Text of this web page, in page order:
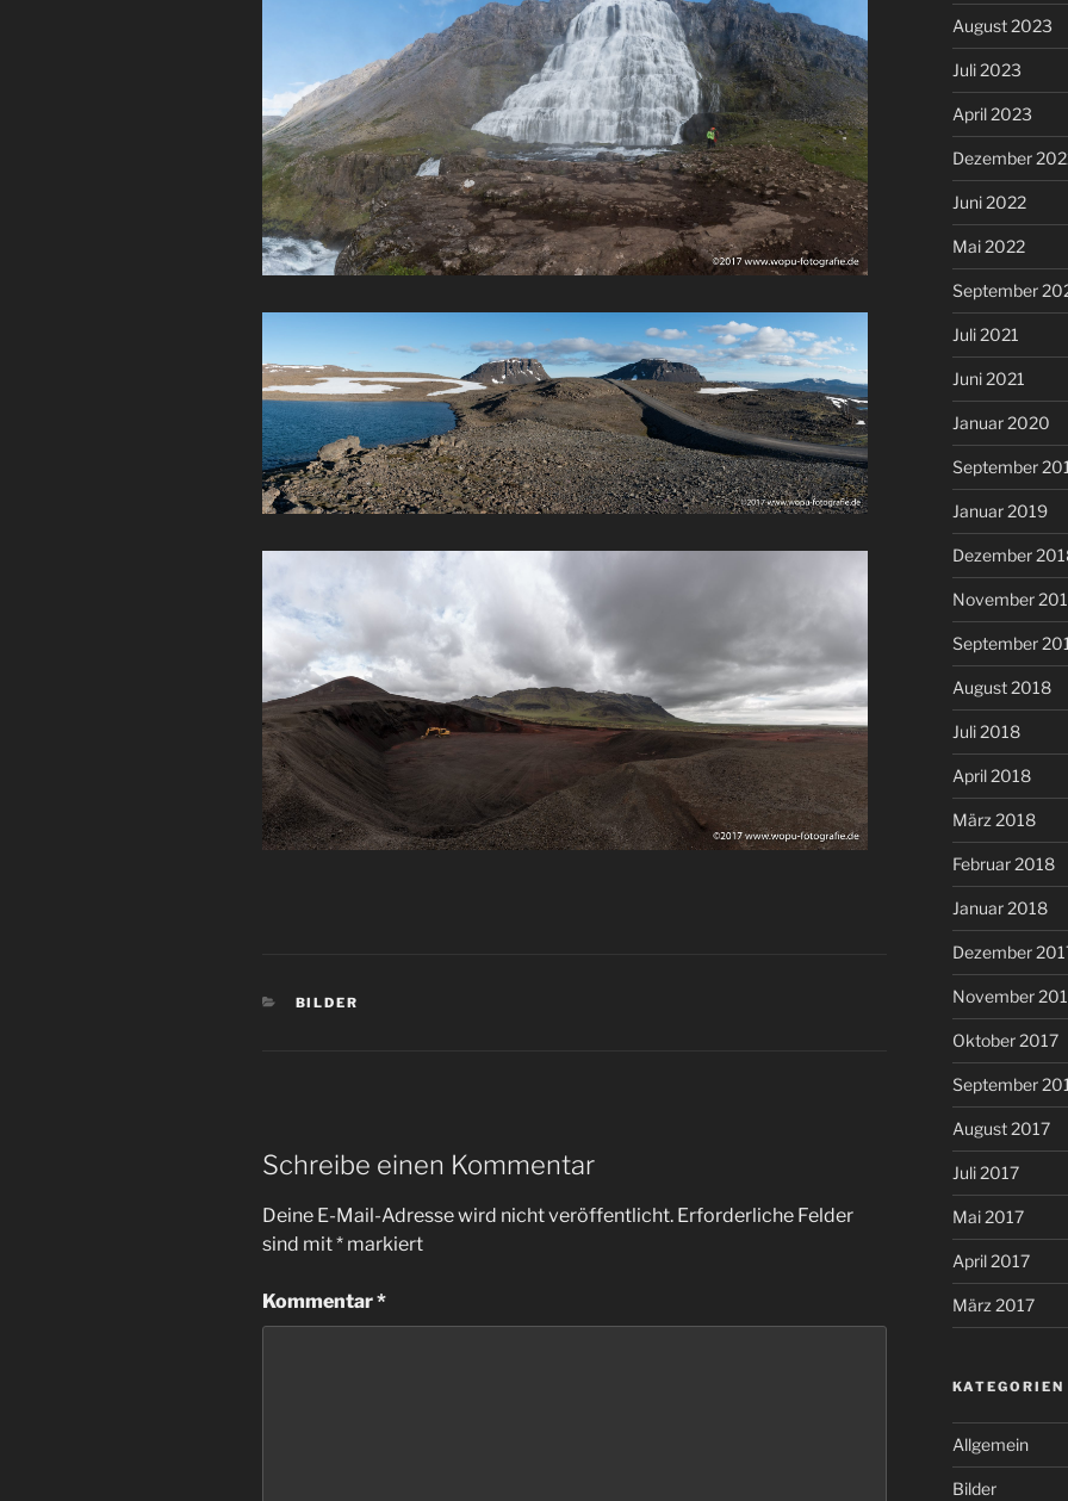
KATEGORIEN
BILDER
Schreibe einen Kommentar
Deine E-Mail-Adresse wird nicht veröffentlicht. Erforderliche Felder
sind mit* markiert
Kommentar*
August 2023
Juli 2023
April 2023
Dezember
Juni 2022
Mai 2022
September
Juli 2021
Juni 2021
Januar 2020
September
Januar 2019
Dezember
November
September
August 2018
Juli 2018
April 2018
März 2018
Februar 2018
Januar 2018
Dezember
November
Oktober 2017
September
August 2017
Juli 2017
Mai 2017
April 2017
März 2017
KATEGORIEN
Allgemein
Bilder